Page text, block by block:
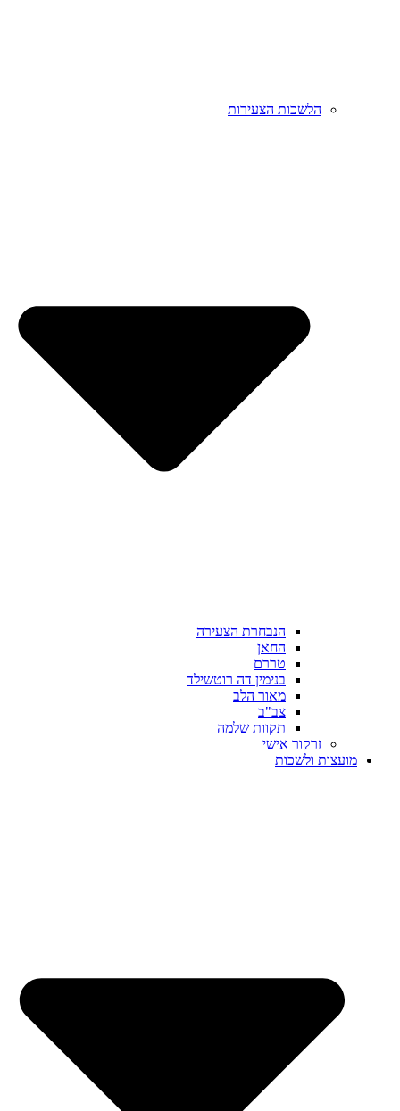
הלשכות הצעירות
הנבחרת הצעירה
החאן
טררם
בנימין דה רוטשילד
מאור הלב
צב"ב
תקוות שלמה
זרקור אישי
מועצות ולשכות